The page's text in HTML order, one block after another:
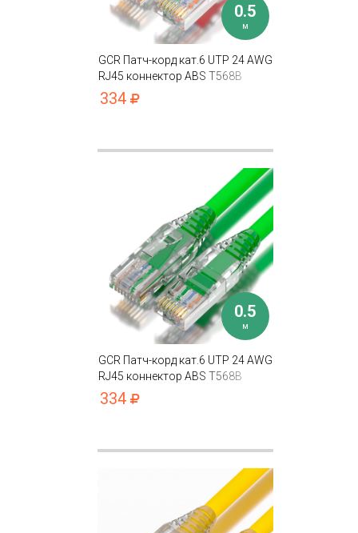
0.5
м
GCR Патч-корд кат.6 UTP 24 AWG
RJ45 коннектор ABS T568B
334
0.5
м
GCR Патч-корд кат.6 UTP 24 AWG
RJ45 коннектор ABS T568B
334